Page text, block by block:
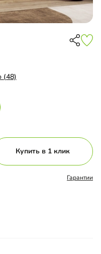
(48)
Купить в 1 клик
Гарантии